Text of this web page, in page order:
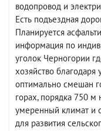
водопровод и
Есть подъездная
Планируется
информация по
уголок Черногории
хозяйство благодаря
оптимально смешан
горах, порядка 750 м
умеренный климат и
для развития